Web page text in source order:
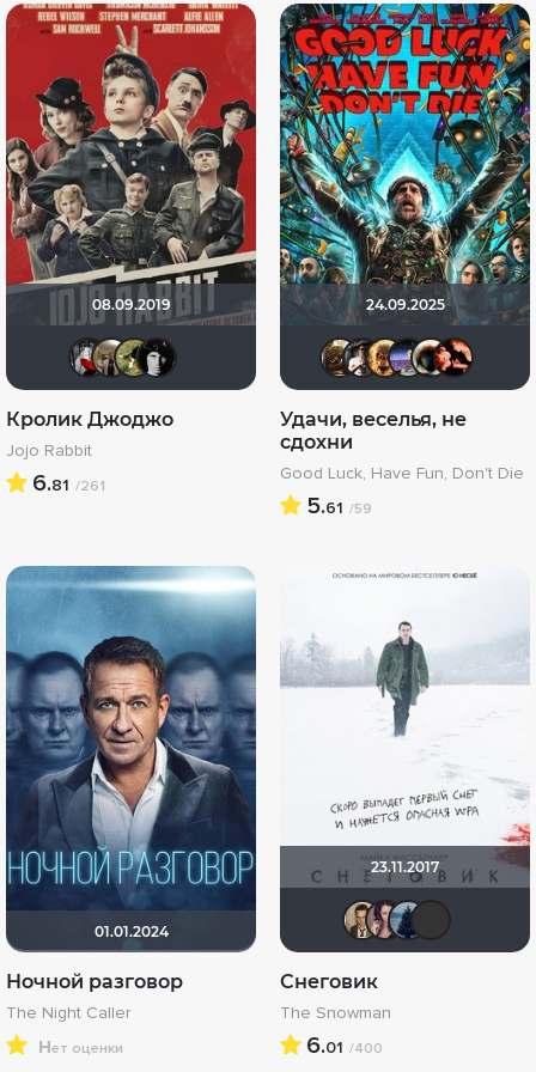
08.09.2019
Vladimir Samsonov
grachik1729
Кролик Джоджо
Jojo Rabbit
6.81 /261
24.09.2025
Shadrap
RUOK
Удачи, веселья, не
сдохни
Good Luck, Have Fun, Don't Die
5.61 /59
01.01.2024
Ночной разговор
The Night Caller
нет оценки
23.11.2017
Снеговик
The Snowman
6.01 /400